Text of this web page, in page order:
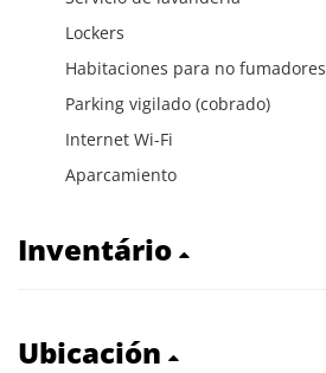
Lockers
Habitaciones para no fumadores
Parking vigilado (cobrado)
Internet Wi-Fi
Aparcamiento
Inventário
Ubicación